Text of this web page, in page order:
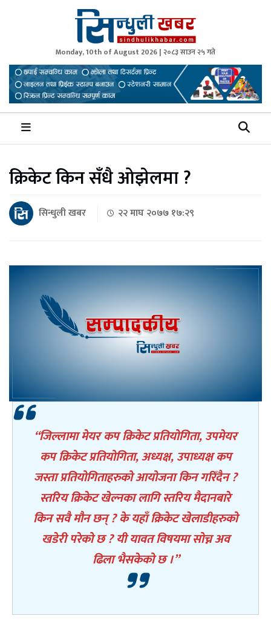
Sindhuli Khabar
News from Sindhuli Nepal
Monday, 10th of August 2026 | २०८३ साउन २५ गते
क्रिकेट किन सँधै ओझेलमा ?
सिन्धुली खबर २२ माघ २०७७ १७:२९
“जिल्लामा मेयर कप क्रिकेट प्रतियोगिता, उपमेयर
कप क्रिकेट प्रतियोगिता, अध्यक्ष, उपाध्यक्ष कप
जस्ता प्रतियोगिताहरुको आयोजना किन गरिँदैन ?
स्तरिय क्रिकेट खेल्नका लागि स्तरिय मैदानबारे
किन सवै मौन छन् ? के यहाँ क्रिकेट खेलाडीहरुको
खडेरी परेको छ ? यी यावत विषयमा सोच्न अव
ढिला भैसकेको छ ।”